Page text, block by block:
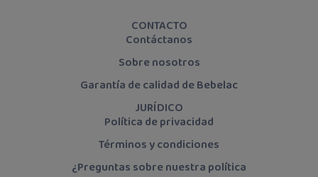
CONTACTO
Contáctanos
Sobre nosotros
Garantía de calidad de Bebelac
JURÍDICO
Política de privacidad
Términos y condiciones
¿Preguntas sobre nuestra política